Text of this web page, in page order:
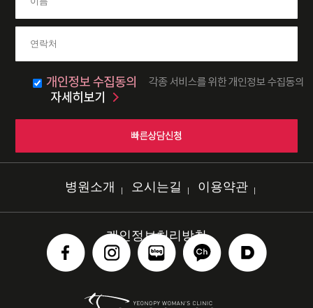
병원소개 오시는길 이용약관
개인정보처리방침